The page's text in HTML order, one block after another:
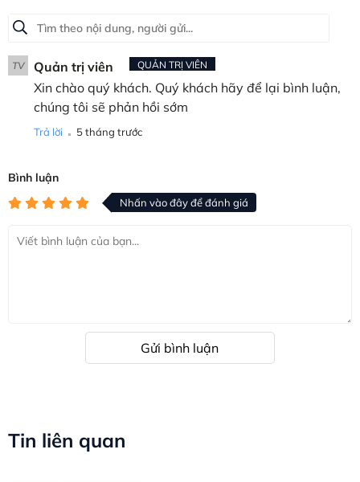
TV Quản trị viên QUẢN TRỊ VIÊN
Xin chào quý khách. Quý khách hãy để lại bình luận,
chúng tôi sẽ phản hồi sớm
Trả lời . 5 tháng trước
Bình luận
Nhấn vào đây để đánh giá
Gửi bình luận
Tin liên quan